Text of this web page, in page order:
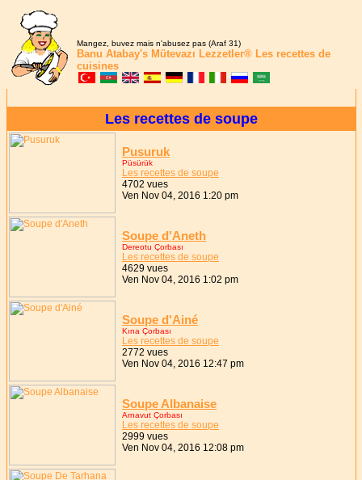
Mangez, buvez mais n'abusez pas (Araf 31)
Banu Atabay's Mütevazı Lezzetler® Les recettes de
cuisines
Les recettes de soupe
Pusuruk
Püsürük
Les recettes de soupe
4702 vues
Ven Nov 04, 2016 1:20 pm
Soupe d'Aneth
Dereotu Çorbası
Les recettes de soupe
4629 vues
Ven Nov 04, 2016 1:02 pm
Soupe d'Ainé
Kına Çorbası
Les recettes de soupe
2772 vues
Ven Nov 04, 2016 12:47 pm
Soupe Albanaise
Arnavut Çorbası
Les recettes de soupe
2999 vues
Ven Nov 04, 2016 12:08 pm